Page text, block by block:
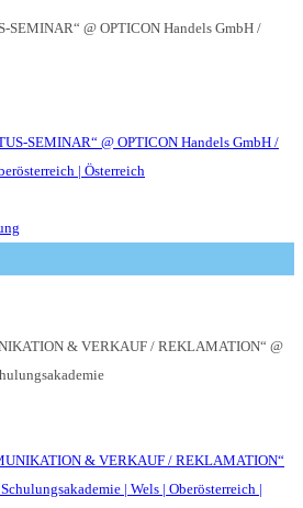
SEMINAR“ @ OPTICON Handels GmbH /
& VERKAUF / REKLAMATION“ @